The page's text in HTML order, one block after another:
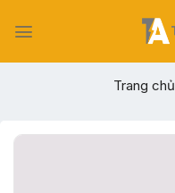
Trang chủ